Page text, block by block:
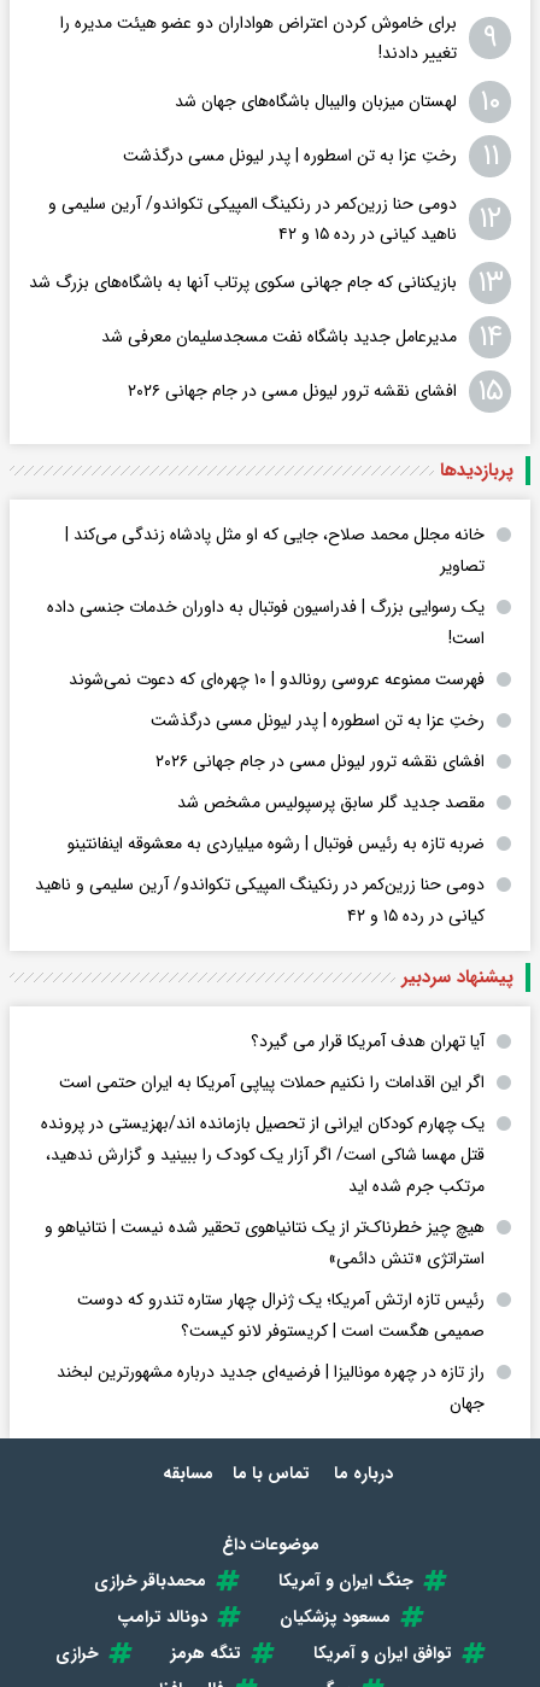
۹
برای خاموش کردن اعتراض هواداران دو عضو هیئت مدیره را
تغییر دادند!
۱۰ لهستان میزبان والیبال باشگاه‌های جهان شد
۱۱ رختِ عزا به تن اسطوره | پدر لیونل مسی درگذشت
۱۲
دومی حنا زرین‌کمر در رنکینگ المپیکی تکواندو/ آرین سلیمی و
ناهید کیانی در رده ۱۵ و ۴۲
۱۳ بازیکنانی که جام جهانی سکوی پرتاب آنها به باشگاه‌های بزرگ شد
۱۴ مدیرعامل جدید باشگاه نفت مسجدسلیمان معرفی شد
۱۵ افشای نقشه ترور لیونل مسی در جام جهانی ۲۰۲۶
پربازدید‌ها
خانه مجلل محمد صلاح، جایی که او مثل پادشاه زندگی می‌کند |
تصاویر
یک رسوایی بزرگ | فدراسیون فوتبال به داوران خدمات جنسی داده
است!
فهرست ممنوعه عروسی رونالدو | ۱۰ چهره‌ای که دعوت نمی‌شوند
رختِ عزا به تن اسطوره | پدر لیونل مسی درگذشت
افشای نقشه ترور لیونل مسی در جام جهانی ۲۰۲۶
مقصد جدید گلر سابق پرسپولیس مشخص شد
ضربه تازه به رئیس فوتبال | رشوه میلیاردی به معشوقه اینفانتینو
دومی حنا زرین‌کمر در رنکینگ المپیکی تکواندو/ آرین سلیمی و ناهید
کیانی در رده ۱۵ و ۴۲
پیشنهاد سردبیر
آیا تهران هدف آمریکا قرار می گیرد؟
اگر این اقدامات را نکنیم حملات پیاپی آمریکا به ایران حتمی است
یک چهارم کودکان ایرانی از تحصیل بازمانده اند/بهزیستی در پرونده
قتل مهسا شاکی است/ اگر آزار یک کودک را ببینید و گزارش ندهید،
مرتکب جرم شده اید
هیچ چیز خطرناک‌تر از یک نتانیاهوی تحقیر شده نیست | نتانیاهو و
استراتژی «تنش دائمی»
رئیس تازه ارتش آمریکا؛ یک ژنرال چهار ستاره تندرو که دوست
صمیمی هگست است | کریستوفر لانو کیست؟
راز تازه در چهره مونالیزا | فرضیه‌ای جدید درباره مشهورترین لبخند
جهان
درباره ما تماس با ما مسابقه
موضوعات داغ
جنگ ایران و آمریکا
محمدباقر خرازی
مسعود پزشکیان
دونالد ترامپ
توافق ایران و آمریکا
تنگه هرمز
خرازی